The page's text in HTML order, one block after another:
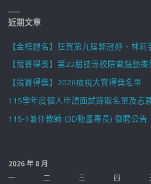
近期文章
【金榜題名】狂賀第九屆郭冠妤、林
【競賽得獎】第22屆技專校院電腦動
【競賽得獎】2026放視大賞得獎名單
115學年度個人申請面試錄取名單及志
115-1兼任教師 (3D動畫專長) 徵聘公告
2026 年 8 月
一
二 三 四